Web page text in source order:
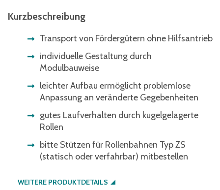
Kurzbeschreibung
Transport von Fördergütern ohne Hilfsantrieb
individuelle Gestaltung durch
Modulbauweise
leichter Aufbau ermöglicht problemlose
Anpassung an veränderte Gegebenheiten
gutes Laufverhalten durch kugelgelagerte
Rollen
bitte Stützen für Rollenbahnen Typ ZS
(statisch oder verfahrbar) mitbestellen
WEITERE PRODUKTDETAILS